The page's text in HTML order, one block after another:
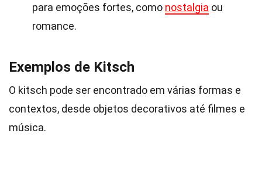
para emoções fortes, como nostalgia ou
romance.
Exemplos de Kitsch
O kitsch pode ser encontrado em várias formas e
contextos, desde objetos decorativos até filmes e
música.